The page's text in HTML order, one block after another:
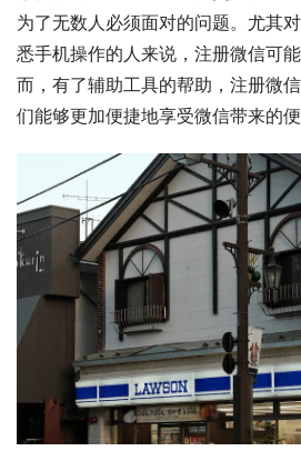
为了无数人必须面对的问题。尤其
悉手机操作的人来说，注册微信可
而，有了辅助工具的帮助，注册微
们能够更加便捷地享受微信带来的便